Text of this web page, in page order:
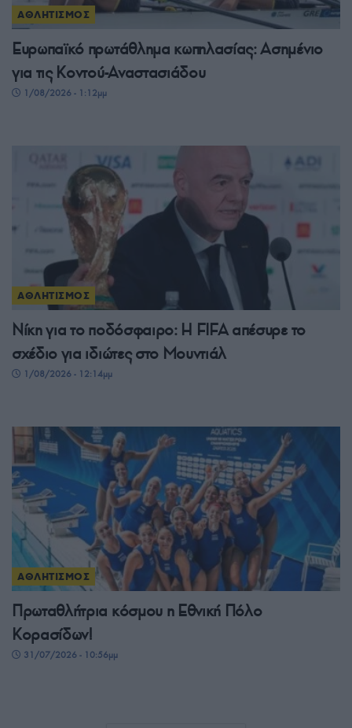
ΑΘΛΗΤΙΣΜΟΣ
Ευρωπαϊκό πρωτάθλημα κωπηλασίας: Ασημένιο
για τις Κοντού-Αναστασιάδου
1/08/2026 - 1:12μμ
ΑΘΛΗΤΙΣΜΟΣ
Νίκη για το ποδόσφαιρο: Η FIFA απέσυρε το
σχέδιο για ιδιώτες στο Μουντιάλ
1/08/2026 - 12:14μμ
ΑΘΛΗΤΙΣΜΟΣ
Πρωταθλήτρια κόσμου η Εθνική Πόλο
Κορασίδων!
31/07/2026 - 10:56μμ